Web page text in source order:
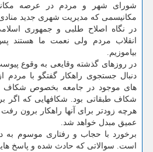
شورای شهر و مردم در عرصه
مكانیسمی كه مدیریت شهری جدید
در نگاه اصلاح طلبی و جمهوری
انقلاب مردم ولی نعمت ما هستند
بیاموزیم.
در روزهای گذشته وقایعی به وقوع
دنبال جستجوی راهكار گفتگو با مردم
های موجود در جامعه بخصوص
شكاف طبقاتی بود. شكافهایی كه اگر
هرچه زودتر برای آنها راهكار برون
عمیق مبدل خواهد شد.
برخورد با حجاب و رفتاری موسوم به
است. سوالاتی كه حادث شده و پاسخ